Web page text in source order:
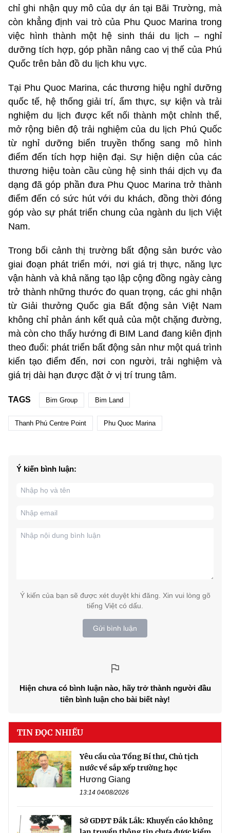
chỉ ghi nhận quy mô của dự án tại Bãi Trường, mà
còn khẳng định vai trò của Phu Quoc Marina trong
việc hình thành một hệ sinh thái du lịch – nghỉ
dưỡng tích hợp, góp phần nâng cao vị thế của Phú
Quốc trên bản đồ du lịch khu vực.
Tại Phu Quoc Marina, các thương hiệu nghỉ dưỡng
quốc tế, hệ thống giải trí, ẩm thực, sự kiện và trải
nghiệm du lịch được kết nối thành một chỉnh thể,
mở rộng biên độ trải nghiệm của du lịch Phú Quốc
từ nghỉ dưỡng biển truyền thống sang mô hình
điểm đến tích hợp hiện đại. Sự hiện diện của các
thương hiệu toàn cầu cùng hệ sinh thái dịch vụ đa
dạng đã góp phần đưa Phu Quoc Marina trở thành
điểm đến có sức hút với du khách, đồng thời đóng
góp vào sự phát triển chung của ngành du lịch Việt
Nam.
Trong bối cảnh thị trường bất động sản bước vào
giai đoạn phát triển mới, nơi giá trị thực, năng lực
vận hành và khả năng tạo lập cộng đồng ngày càng
trở thành những thước đo quan trọng, các ghi nhận
từ Giải thưởng Quốc gia Bất động sản Việt Nam
không chỉ phản ánh kết quả của một chặng đường,
mà còn cho thấy hướng đi BIM Land đang kiên định
theo đuổi: phát triển bất động sản như một quá trình
kiến tạo điểm đến, nơi con người, trải nghiệm và
giá trị dài hạn được đặt ở vị trí trung tâm.
TAGS Bim Group Bim Land
Thanh Phú Centre Point Phu Quoc Marina
Ý kiến bình luận:
Ý kiến của bạn sẽ được xét duyệt khi đăng. Xin vui lòng gõ
tiếng Việt có dấu.
Gửi bình luận
Hiện chưa có bình luận nào, hãy trở thành người đầu
tiên bình luận cho bài biết này!
TIN ĐỌC NHIỀU
Yêu cầu của Tổng Bí thư, Chủ tịch
nước về sắp xếp trường học
Hương Giang
13:14 04/08/2026
Sở GDĐT Đắk Lắk: Khuyến cáo không